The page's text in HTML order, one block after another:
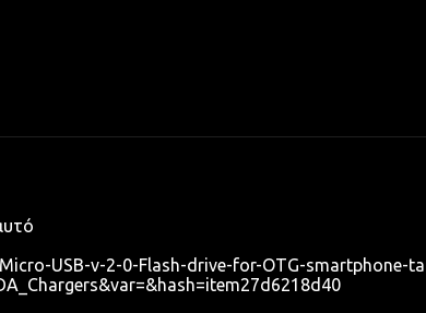
USB-v-2-0-Flash-drive-for-OTG-smartphone-